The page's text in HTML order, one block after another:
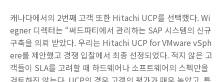
캐나다에서의 2번째 고객 또한 Hitachi UCP를 선택했다. Wi
egner 디렉터는 “써드파티에서 관리하는 SAP 시스템의 신규
구축을 의뢰 받았다. 우리는 Hitachi UCP for VMware vSph
ere를 제안했고 경쟁 입찰에서 최종 선정되었다. 적지 않은 고
객들이 SLA를 고려할 때 하드웨어나 소프트웨어의 스펙만을